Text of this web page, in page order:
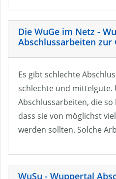
Die WuGe im Netz -
Abschlussarbeiten zur
Es gibt schlechte
schlechte und mittelgute.
Abschlussarbeiten, die
dass sie von möglichst
werden sollten. Solche
WuSu - Wuppertal